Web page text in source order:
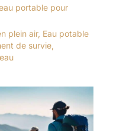
portable pour
plein air, Eau potable
de survie,